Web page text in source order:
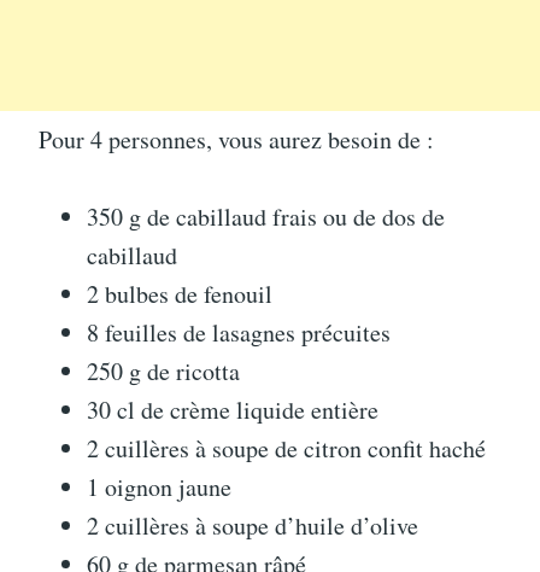
Pour 4 personnes, vous aurez besoin de :
350 g de cabillaud frais ou de dos de
cabillaud
2 bulbes de fenouil
8 feuilles de lasagnes précuites
250 g de ricotta
30 cl de crème liquide entière
2 cuillères à soupe de citron confit haché
1 oignon jaune
2 cuillères à soupe d’huile d’olive
60 g de parmesan râpé